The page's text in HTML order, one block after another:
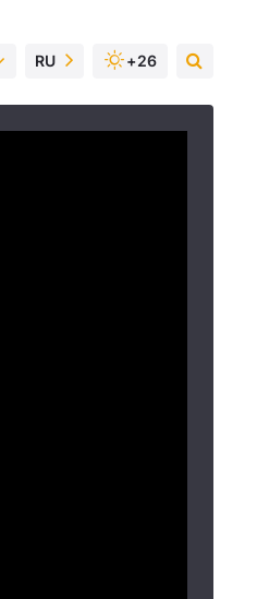
RU +26